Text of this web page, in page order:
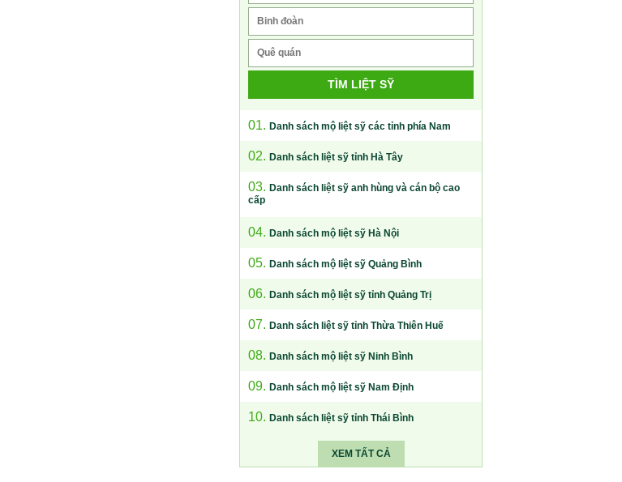
TÌM LIỆT SỸ
01. Danh sách mộ liệt sỹ các tỉnh phía Nam
02. Danh sách liệt sỹ tỉnh Hà Tây
03. Danh sách liệt sỹ anh hùng và cán bộ cao
cấp
04. Danh sách mộ liệt sỹ Hà Nội
05. Danh sách mộ liệt sỹ Quảng Bình
06. Danh sách mộ liệt sỹ tỉnh Quảng Trị
07. Danh sách liệt sỹ tỉnh Thừa Thiên Huế
08. Danh sách mộ liệt sỹ Ninh Bình
09. Danh sách mộ liệt sỹ Nam Định
10. Danh sách liệt sỹ tỉnh Thái Bình
XEM TẤT CẢ